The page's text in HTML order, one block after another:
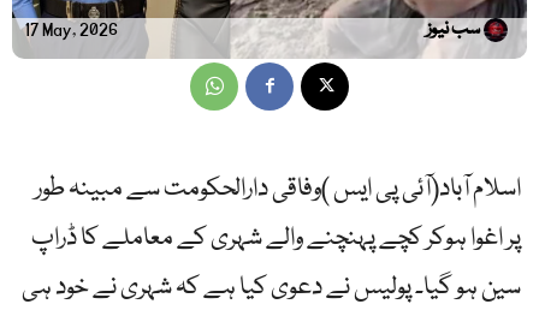
17 May, 2026 سب نیوز
اسلام آباد(آئی پی ایس )وفاقی دارالحکومت سے مبینہ طور
پر اغوا ہوکر کچے پہنچنے والے شہری کے معاملے کا ڈراپ
سین ہو گیا۔ پولیس نے دعوی کیا ہے کہ شہری نے خود ہی